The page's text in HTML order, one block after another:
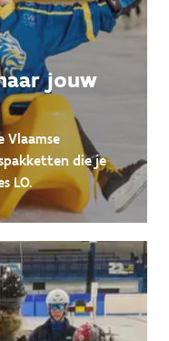
jouw
Vlaamse
die je
LO.